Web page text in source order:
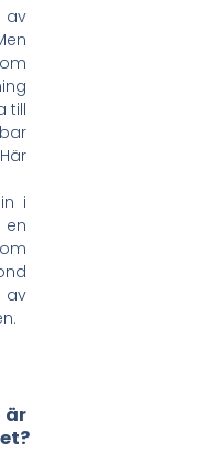
till
i
av